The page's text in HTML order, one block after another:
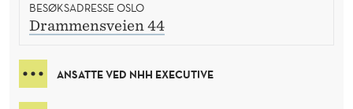
BESØKSADRESSE OSLO
Drammensveien 44
ANSATTE VED NHH EXECUTIVE